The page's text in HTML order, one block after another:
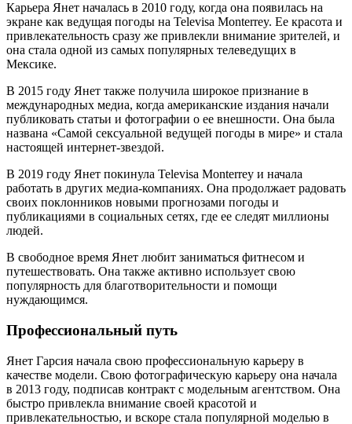
Карьера Янет началась в 2010 году, когда она появилась на
экране как ведущая погоды на Televisa Monterrey. Ее красота и
привлекательность сразу же привлекли внимание зрителей, и
она стала одной из самых популярных телеведущих в
Мексике.
В 2015 году Янет также получила широкое признание в
международных медиа, когда американские издания начали
публиковать статьи и фотографии о ее внешности. Она была
названа «Самой сексуальной ведущей погоды в мире» и стала
настоящей интернет-звездой.
В 2019 году Янет покинула Televisa Monterrey и начала
работать в других медиа-компаниях. Она продолжает радовать
своих поклонников новыми прогнозами погоды и
публикациями в социальных сетях, где ее следят миллионы
людей.
В свободное время Янет любит заниматься фитнесом и
путешествовать. Она также активно использует свою
популярность для благотворительности и помощи
нуждающимся.
Профессиональный путь
Янет Гарсия начала свою профессиональную карьеру в
качестве модели. Свою фотографическую карьеру она начала
в 2013 году, подписав контракт с модельным агентством. Она
быстро привлекла внимание своей красотой и
привлекательностью, и вскоре стала популярной моделью в